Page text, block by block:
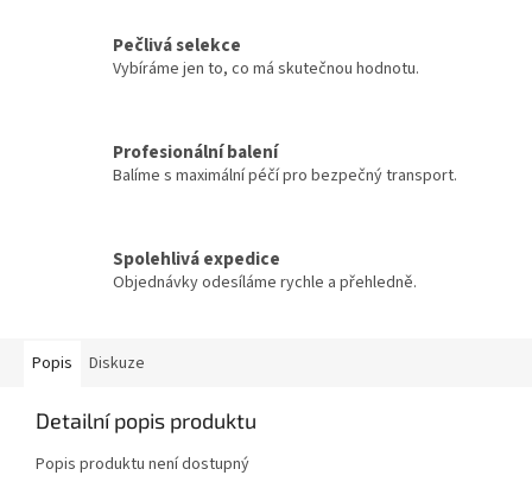
Pečlivá selekce
Vybíráme jen to, co má skutečnou hodnotu.
Profesionální balení
Balíme s maximální péčí pro bezpečný transport.
Spolehlivá expedice
Objednávky odesíláme rychle a přehledně.
Popis Diskuze
Detailní popis produktu
Popis produktu není dostupný